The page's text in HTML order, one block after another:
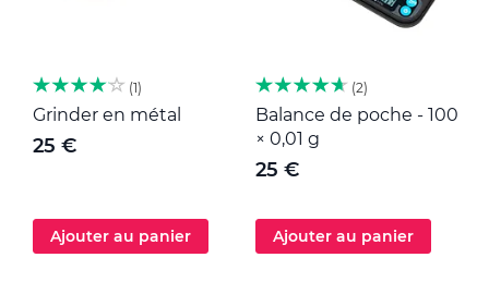
1
Grinder en métal
25 €
Ajouter au panier
2
Balance de poche - 100
× 0,01 g
25 €
Ajouter au panier